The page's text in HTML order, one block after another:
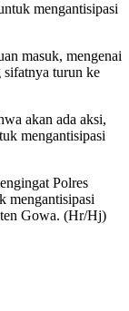
mengantisipasi
masuk, mengenai
sifatnya turun ke
akan ada aksi,
mengantisipasi
Polres
mengantisipasi
Gowa. (Hr/Hj)